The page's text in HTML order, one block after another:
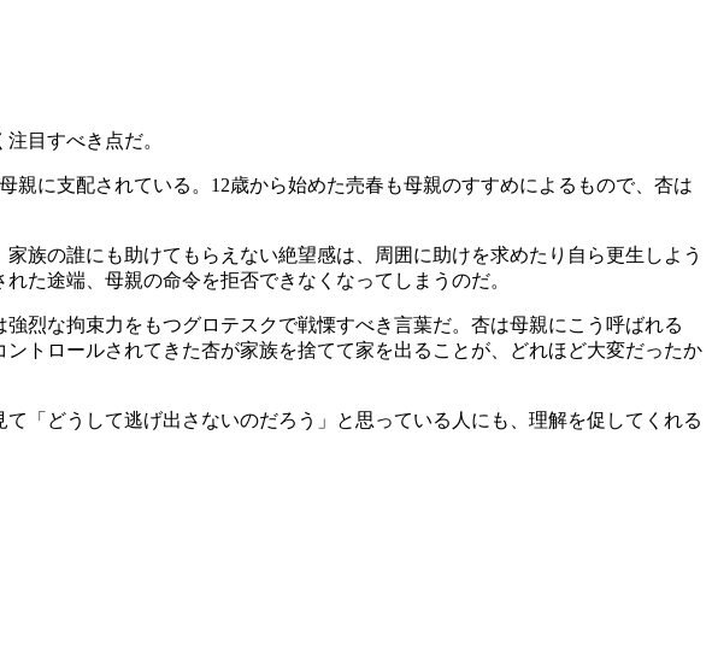
目すべき点だ。
に支配されている。12歳から始めた売春も母親のすすめによるもので、杏は
族の誰にも助けてもらえない絶望感は、周囲に助けを求めたり自ら更生しよう
た途端、母親の命令を拒否できなくなってしまうのだ。
烈な拘束力をもつグロテスクで戦慄すべき言葉だ。杏は母親にこう呼ばれる
トロールされてきた杏が家族を捨てて家を出ることが、どれほど大変だったか
「どうして逃げ出さないのだろう」と思っている人にも、理解を促してくれる